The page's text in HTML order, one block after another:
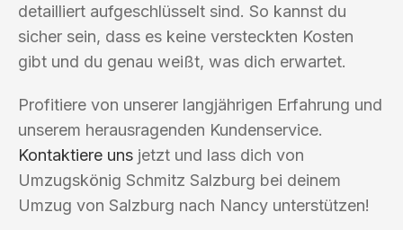
detailliert aufgeschlüsselt sind. So kannst du
sicher sein, dass es keine versteckten Kosten
gibt und du genau weißt, was dich erwartet.
Profitiere von unserer langjährigen Erfahrung und
unserem herausragenden Kundenservice.
Kontaktiere uns jetzt und lass dich von
Umzugskönig Schmitz Salzburg bei deinem
Umzug von Salzburg nach Nancy unterstützen!